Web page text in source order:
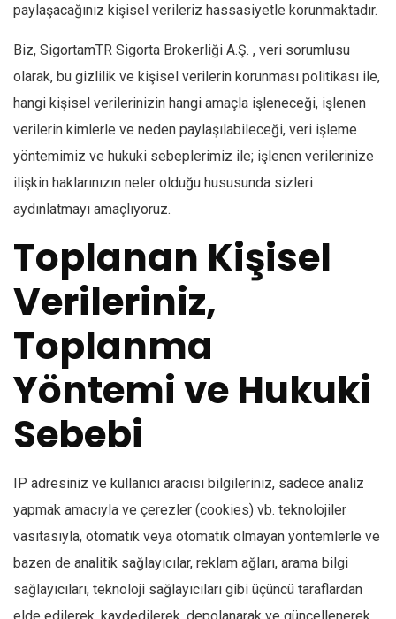
paylaşacağınız kişisel verileriz hassasiyetle korunmaktadır.
Biz, SigortamTR Sigorta Brokerliği A.Ş. , veri sorumlusu
olarak, bu gizlilik ve kişisel verilerin korunması politikası ile,
hangi kişisel verilerinizin hangi amaçla işleneceği, işlenen
verilerin kimlerle ve neden paylaşılabileceği, veri işleme
yöntemimiz ve hukuki sebeplerimiz ile; işlenen verilerinize
ilişkin haklarınızın neler olduğu hususunda sizleri
aydınlatmayı amaçlıyoruz.
Toplanan Kişisel
Verileriniz,
Toplanma
Yöntemi ve Hukuki
Sebebi
IP adresiniz ve kullanıcı aracısı bilgileriniz, sadece analiz
yapmak amacıyla ve çerezler (cookies) vb. teknolojiler
vasıtasıyla, otomatik veya otomatik olmayan yöntemlerle ve
bazen de analitik sağlayıcılar, reklam ağları, arama bilgi
sağlayıcıları, teknoloji sağlayıcıları gibi üçüncü taraflardan